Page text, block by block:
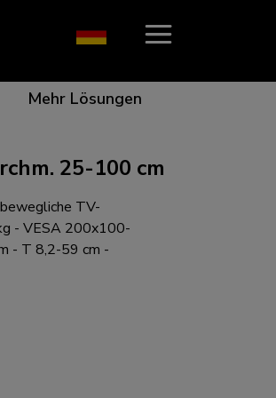
jeden Bildschirm
fällt
Mehr Lösungen
25-100 cm
TV-
- VESA 200x100-
- T 8,2-59 cm -